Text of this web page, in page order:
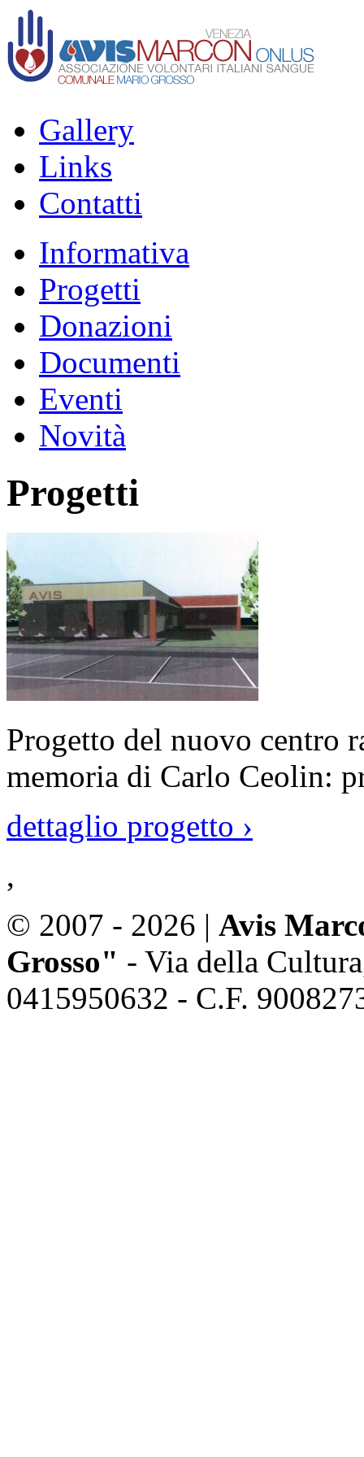
Gallery
Links
Contatti
Informativa
Progetti
Donazioni
Documenti
Eventi
Novità
Progetti
Progetto del nuovo centro
memoria di Carlo Ceolin:
dettaglio progetto ›
,
© 2007 - 2026 | Avis
Grosso" - Via della
0415950632 - C.F.